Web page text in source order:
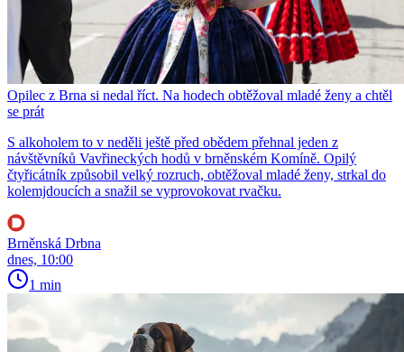
Opilec z Brna si nedal říct. Na hodech obtěžoval mladé ženy a chtěl
se prát
S alkoholem to v neděli ještě před obědem přehnal jeden z
návštěvníků Vavřineckých hodů v brněnském Komíně. Opilý
čtyřicátník způsobil velký rozruch, obtěžoval mladé ženy, strkal do
kolemjdoucích a snažil se vyprovokovat rvačku.
Brněnská Drbna
dnes, 10:00
1 min